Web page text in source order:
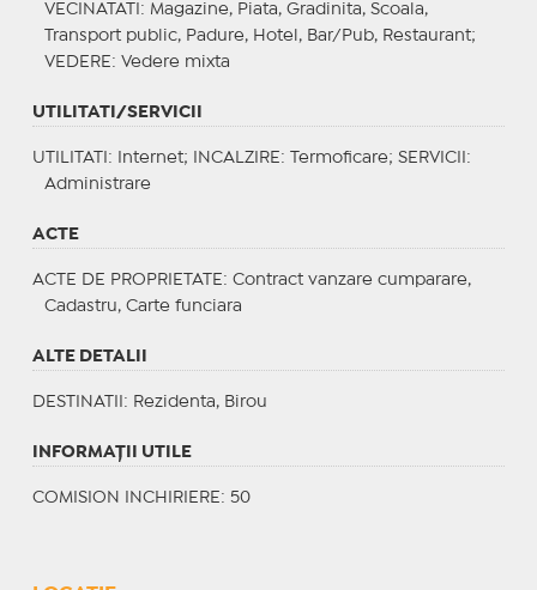
VECINATATI : Magazine, Piata, Gradinita, Scoala,
Transport public, Padure, Hotel, Bar/Pub, Restaurant;
VEDERE : Vedere mixta
UTILITATI/SERVICII
UTILITATI : Internet; INCALZIRE : Termoficare; SERVICII :
Administrare
ACTE
ACTE DE PROPRIETATE : Contract vanzare cumparare,
Cadastru, Carte funciara
ALTE DETALII
DESTINATII : Rezidenta, Birou
INFORMAŢII UTILE
COMISION INCHIRIERE: 50